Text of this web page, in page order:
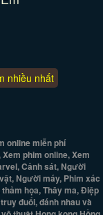
nhiều nhất
online miễn phí
phim online, Xem
Cảnh sát, Người
Người máy, Phim xác
họa, Thây ma, Điệp
đuổi, đánh nhau và